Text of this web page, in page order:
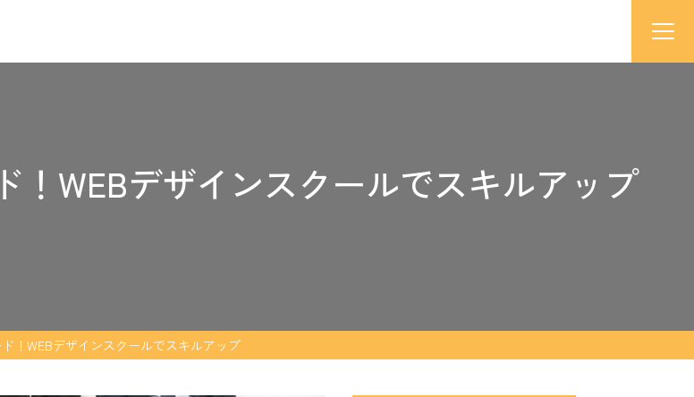
！WEBデザインスクールでスキルアップ
！WEBデザインスクールでスキルアップ